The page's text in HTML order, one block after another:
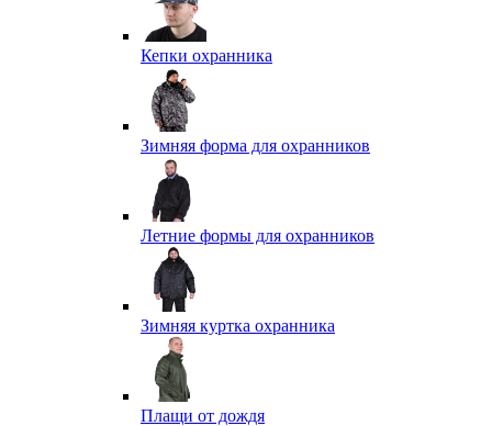
Кепки охранника
Зимняя форма для охранников
Летние формы для охранников
Зимняя куртка охранника
Плащи от дождя